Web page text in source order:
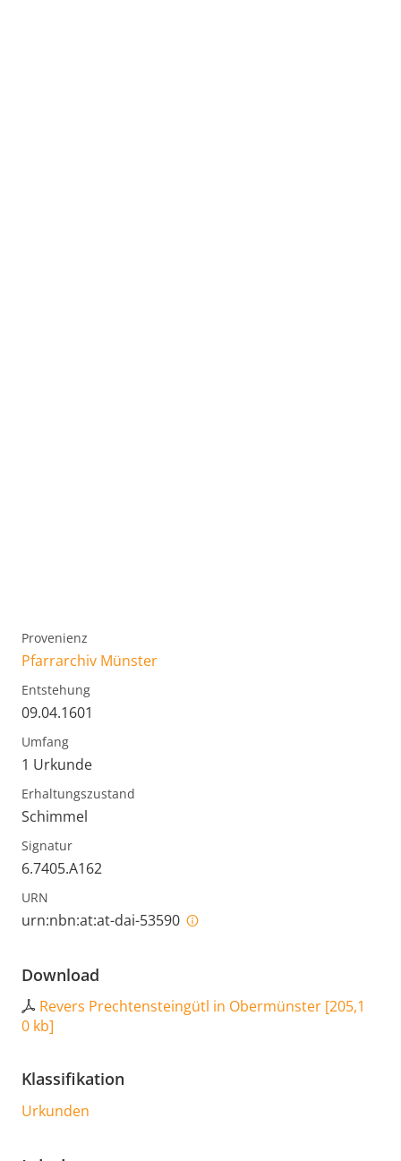
Provenienz
Pfarrarchiv Münster
Entstehung
09.04.1601
Umfang
1 Urkunde
Erhaltungszustand
Schimmel
Signatur
6.7405.A162
URN
urn:nbn:at:at-dai-53590
Download
Revers Prechtensteingütl in Obermünster [205,1
0 kb]
Klassifikation
Urkunden